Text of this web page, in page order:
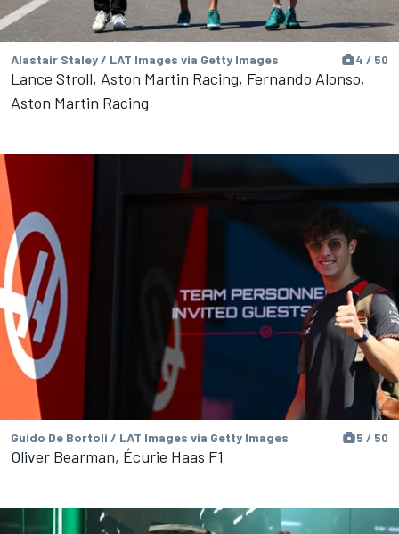
Alastair Staley / LAT Images via Getty Images 4 / 50
Lance Stroll, Aston Martin Racing, Fernando Alonso,
Aston Martin Racing
Guido De Bortoli / LAT Images via Getty Images 5 / 50
Oliver Bearman, Écurie Haas F1